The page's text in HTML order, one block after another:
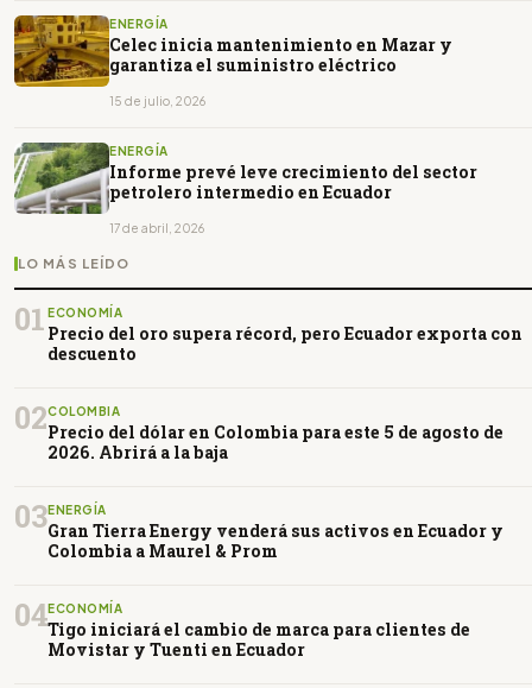
ENERGÍA
Celec inicia mantenimiento en Mazar y
garantiza el suministro eléctrico
15 de julio, 2026
ENERGÍA
Informe prevé leve crecimiento del sector
petrolero intermedio en Ecuador
17 de abril, 2026
LO MÁS LEÍDO
01 ECONOMÍA
Precio del oro supera récord, pero Ecuador exporta con
descuento
02COLOMBIA
Precio del dólar en Colombia para este 5 de agosto de
2026. Abrirá a la baja
03ENERGÍA
Gran Tierra Energy venderá sus activos en Ecuador y
Colombia a Maurel & Prom
04ECONOMÍA
Tigo iniciará el cambio de marca para clientes de
Movistar y Tuenti en Ecuador